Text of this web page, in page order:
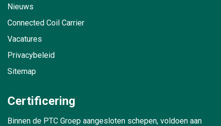
Nieuws
Connected Coil Carrier
Vacatures
Privacybeleid
Sitemap
Certificering
Binnen de PTC Groep aangesloten schepen, voldoen aan